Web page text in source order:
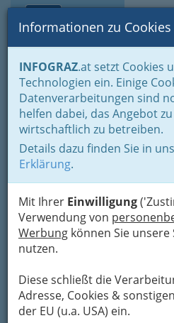
Informationen zu
INFOGRAZ.at setzt Cookies
Technologien ein. Einige
Datenverarbeitungen sind
helfen dabei, das Angebot
wirtschaftlich zu betreiben.
Details dazu finden Sie in
Erklärung.
Mit Ihrer Einwilligung
Verwendung von
Werbung können Sie unsere
nutzen.
Diese schließt die
Adresse, Cookies &
der EU (u.a. USA) ein.
Home Branchen
Bauen - der
Immobilienbüros,
Immobilientreuhänder
Immobilienbüros,
Mag. Harald Ganster
Kategorien